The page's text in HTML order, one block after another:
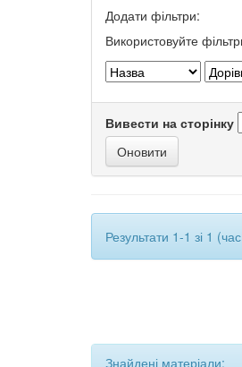
Додати фільтри:
Використовуйте
Вивести на сторінку
Результати 1-1 зі 1
Знайдені матеріали: